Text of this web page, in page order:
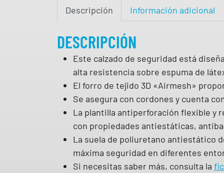
Descripción Información adicional
DESCRIPCIÓN
Este calzado de seguridad está
alta resistencia sobre espuma de
El forro de tejido 3D «Airmesh»
Se asegura con cordones y cuenta
La plantilla antiperforación flexible y
con propiedades antiestáticas,
La suela de poliuretano antiestático
máxima seguridad en diferentes
Si necesitas saber más, consulta la